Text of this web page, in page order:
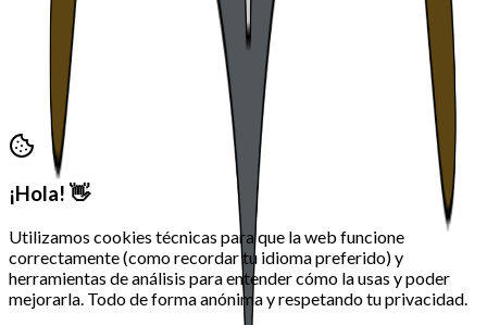
secretaria@morosycristianos.eu
Política de Privacidad
Términos y Condiciones
Moros i Cristians Ontinyent.
reservados
¡Hola! 👋
Utilizamos cookies técnicas para que la web funcione
correctamente (como recordar tu idioma preferido) y
herramientas de análisis para entender cómo la usas y poder
mejorarla. Todo de forma anónima y respetando tu privacidad.